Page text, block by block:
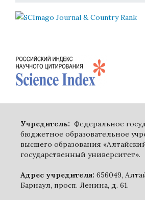
Учредитель: Федеральное
бюджетное образовательное
высшего образования
государственный университет».
Адрес учредителя: 656049,
Барнаул, просп. Ленина, д. 61.